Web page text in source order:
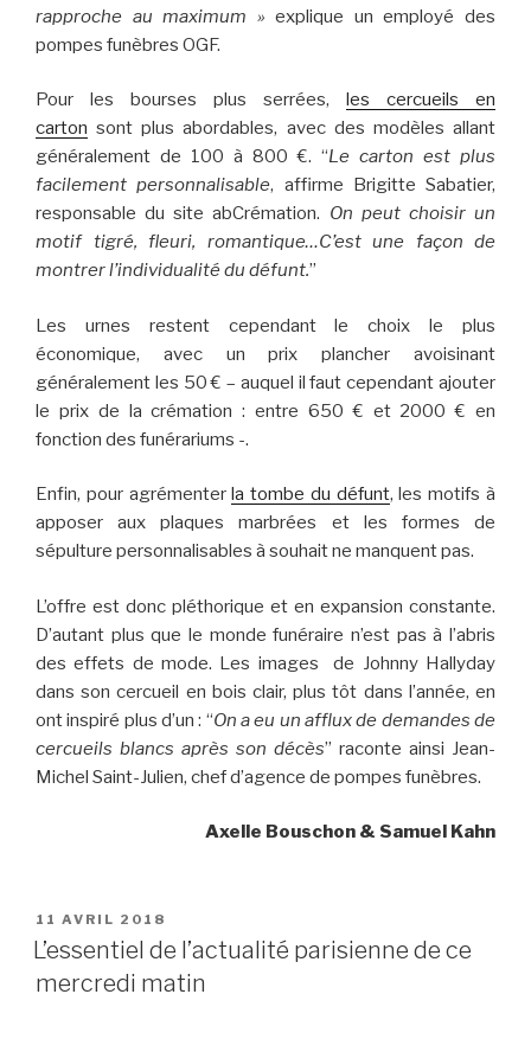
rapproche au maximum » explique un employé des
pompes funèbres OGF.
Pour les bourses plus serrées, les cercueils en
carton sont plus abordables, avec des modèles allant
généralement de 100 à 800 €. “Le carton est plus
facilement personnalisable, affirme Brigitte Sabatier,
responsable du site abCrémation. On peut choisir un
motif tigré, fleuri, romantique…C’est une façon de
montrer l’individualité du défunt.”
Les urnes restent cependant le choix le plus
économique, avec un prix plancher avoisinant
généralement les 50 € – auquel il faut cependant ajouter
le prix de la crémation : entre 650 € et 2000 € en
fonction des funérariums -.
Enfin, pour agrémenterla tombe du défunt, les motifs à
apposer aux plaques marbrées et les formes de
sépulture personnalisables à souhait ne manquent pas.
L’offre est donc pléthorique et en expansion constante.
D’autant plus que le monde funéraire n’est pas à l’abris
des effets de mode. Les images de Johnny Hallyday
dans son cercueil en bois clair, plus tôt dans l’année, en
ont inspiré plus d’un : “On a eu un afflux de demandes de
cercueils blancs après son décès” raconte ainsi Jean-
Michel Saint-Julien, chef d’agence de pompes funèbres.
Axelle Bouschon & Samuel Kahn
PUBLIÉ
LE
11 AVRIL 2018
L’essentiel de l’actualité parisienne de ce
mercredi matin